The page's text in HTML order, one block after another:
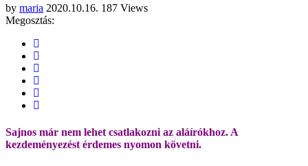
by maria 2020.10.16. 187 Views
Megosztás:
Sajnos már nem lehet csatlakozni az aláírókhoz. A
kezdeményezést érdemes nyomon követni.